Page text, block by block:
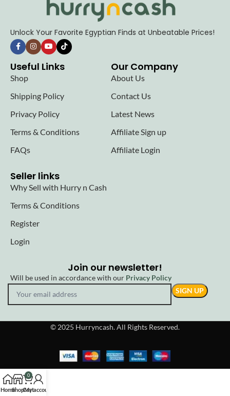
Unlock Your Favorite Egyptian Finds at Unbeatable Prices!
Useful Links
Shop
Shipping Policy
Privacy Policy
Terms & Conditions
FAQs
Our Company
About Us
Contact Us
Latest News
Affiliate Sign up
Affiliate Login
Seller links
Why Sell with Hurry n Cash
Terms & Conditions
Register
Login
Join our newsletter!
Will be used in accordance with our Privacy Policy
© 2025 Hurryncash. All Rights Reserved.
HomeShop
0
Cart
My account